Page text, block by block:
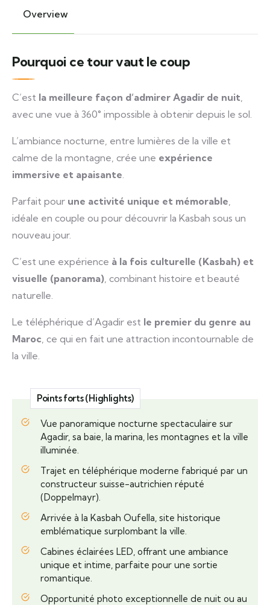
Overview
Pourquoi ce tour vaut le coup
C’est la meilleure façon d’admirer Agadir de nuit
avec une vue à 360° impossible à obtenir depuis le sol.
L’ambiance nocturne, entre lumières de la ville et
calme de la montagne, crée une expérience
immersive et apaisante
Parfait pour une activité unique et mémorable
idéale en couple ou pour découvrir la Kasbah sous un
nouveau jour.
C’est une expérience à la fois culturelle (Kasbah) et
visuelle (panorama) , combinant histoire et beauté
naturelle.
Le téléphérique d’Agadir est le premier du genre au
Maroc , ce qui en fait une attraction incontournable de
la ville.
Points forts (Highlights)
Vue panoramique nocturne spectaculaire sur
Agadir, sa baie, la marina, les montagnes et la ville
illuminée.
Trajet en téléphérique moderne fabriqué par un
constructeur suisse-autrichien réputé
(Doppelmayr).
Arrivée à la Kasbah Oufella, site historique
emblématique surplombant la ville.
Cabines éclairées LED, offrant une ambiance
unique et intime, parfaite pour une sortie
romantique.
Opportunité photo exceptionnelle de nuit ou au